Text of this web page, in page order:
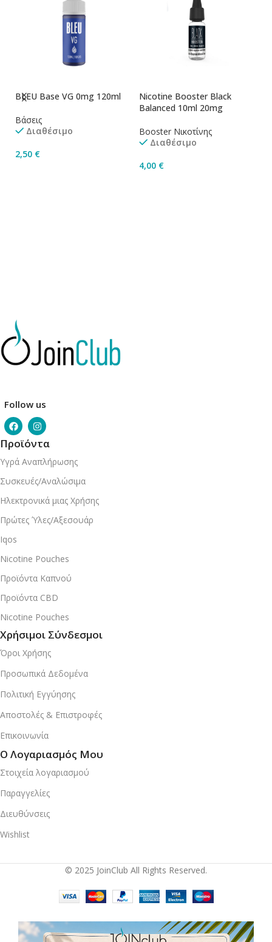
BLEU Base VG 0mg 120ml
Βάσεις
Διαθέσιμο
2,50 €
Nicotine Booster Black
Balanced 10ml 20mg
Booster Νικοτίνης
Διαθέσιμο
4,00 €
Follow us
Προϊόντα
Υγρά Αναπλήρωσης
Συσκευές/Αναλώσιμα
Ηλεκτρονικά μιας Χρήσης
Πρώτες Ύλες/Αξεσουάρ
Iqos
Nicotine Pouches
Προϊόντα Καπνού
Προϊόντα CBD
Nicotine Pouches
Χρήσιμοι Σύνδεσμοι
Όροι Χρήσης
Προσωπικά Δεδομένα
Πολιτική Εγγύησης
Αποστολές & Επιστροφές
Επικοινωνία
Ο Λογαριασμός Μου
Στοιχεία λογαριασμού
Παραγγελίες
Διευθύνσεις
Wishlist
© 2025 JoinClub All Rights Reserved.